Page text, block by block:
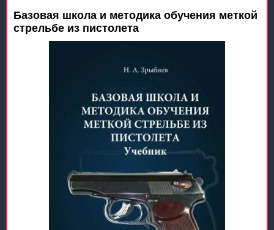
Базовая школа и методика обучения меткой
стрельбе из пистолета